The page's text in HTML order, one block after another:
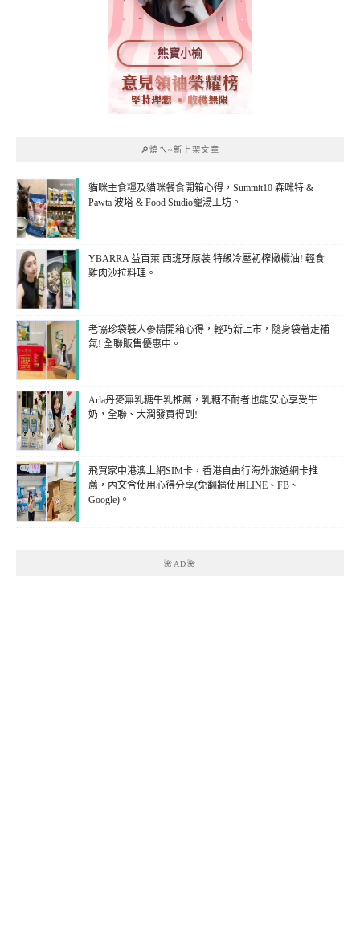
熊寶小榆
🔎燒ㄟ~新上架文章
貓咪主食糧及貓咪餐食開箱心得，Summit10 森咪特 &
Pawta 波塔 & Food Studio寵湯工坊。
YBARRA 益百萊 西班牙原裝 特級冷壓初榨橄欖油! 輕食
雞肉沙拉料理。
老協珍袋裝人蔘精開箱心得，輕巧新上市，隨身袋著走補
氣! 全聯販售優惠中。
Arla丹麥無乳糖牛乳推薦，乳糖不耐者也能安心享受牛
奶，全聯、大潤發買得到!
飛買家中港澳上網SIM卡，香港自由行海外旅遊網卡推
薦，內文含使用心得分享(免翻牆使用LINE、FB、
Google)。
🌺AD🌺